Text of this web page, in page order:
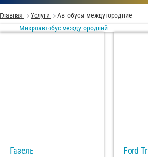
Главная Услуги
Автобусы междугородние
Микроавтобус междугородний
Газель
Ford
обработку моих Персональных